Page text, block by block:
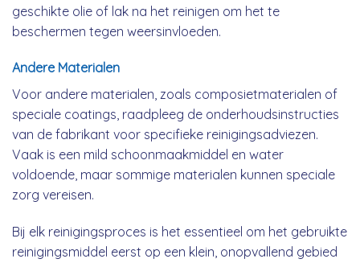
geschikte olie of lak na het reinigen om het te
beschermen tegen weersinvloeden.
Andere Materialen
Voor andere materialen, zoals composietmaterialen of
speciale coatings, raadpleeg de onderhoudsinstructies
van de fabrikant voor specifieke reinigingsadviezen.
Vaak is een mild schoonmaakmiddel en water
voldoende, maar sommige materialen kunnen speciale
zorg vereisen.
Bij elk reinigingsproces is het essentieel om het gebruikte
reinigingsmiddel eerst op een klein, onopvallend gebied